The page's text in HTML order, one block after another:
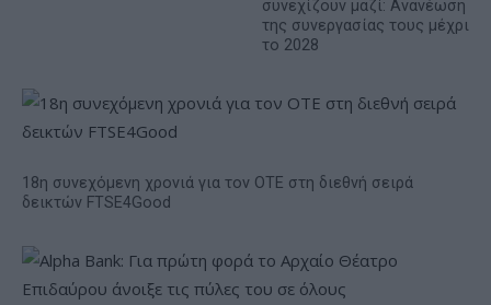
συνεχίζουν μαζί: Ανανέωση
της συνεργασίας τους μέχρι
το 2028
18η συνεχόμενη χρονιά για τον ΟΤΕ στη διεθνή σειρά
δεικτών FTSE4Good